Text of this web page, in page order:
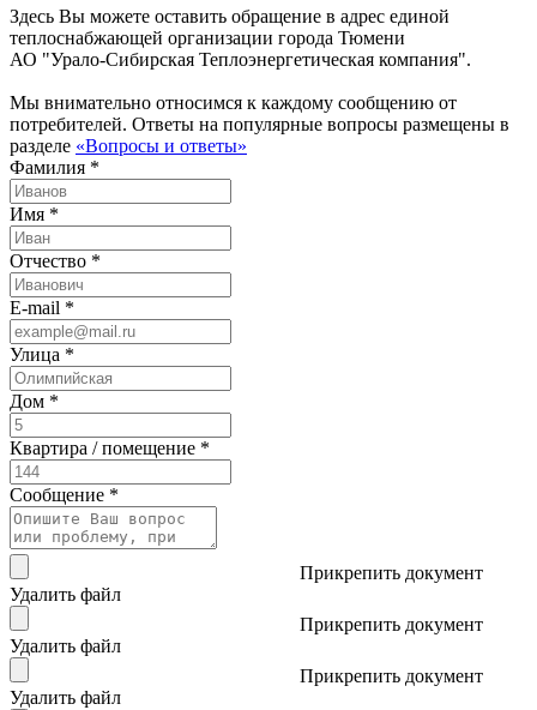
Здесь Вы можете оставить обращение в адрес единой
теплоснабжающей организации города Тюмени
АО "Урало-Сибирская Теплоэнергетическая компания".
Мы внимательно относимся к каждому сообщению от
потребителей. Ответы на популярные вопросы размещены в
разделе «Вопросы и ответы»
Фамилия *
Имя *
Отчество *
E-mail *
Улица *
Дом *
Квартира / помещение *
Сообщение *
Прикрепить документ
Удалить файл
Прикрепить документ
Удалить файл
Прикрепить документ
Удалить файл